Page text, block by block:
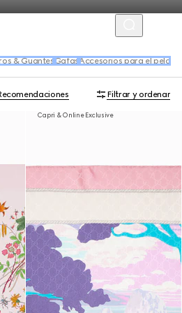
& Guantes Gafas Accesorios para el pelo
Filtrar y ordenar
Capri & Online Exclusive